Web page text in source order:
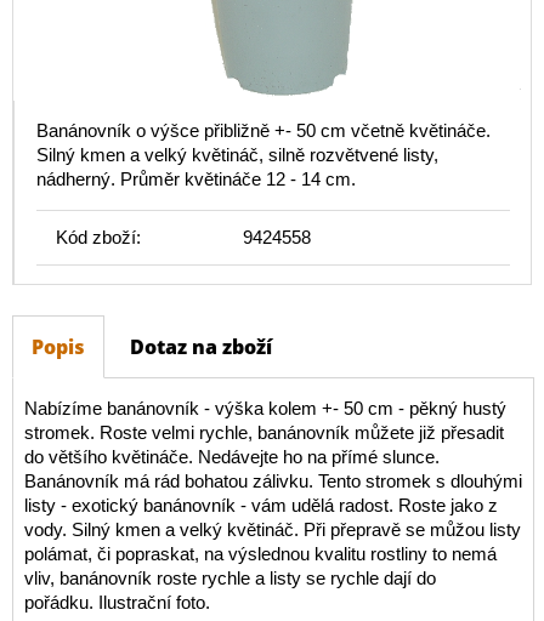
Banánovník o výšce přibližně +- 50 cm včetně květináče.
Silný kmen a velký květináč, silně rozvětvené listy,
nádherný. Průměr květináče 12 - 14 cm.
Kód zboží: 9424558
Popis Dotaz na zboží
Nabízíme banánovník - výška kolem +- 50 cm - pěkný hustý
stromek. Roste velmi rychle, banánovník můžete již přesadit
do většího květináče. Nedávejte ho na přímé slunce.
Banánovník má rád bohatou zálivku. Tento stromek s dlouhými
listy - exotický banánovník - vám udělá radost. Roste jako z
vody. Silný kmen a velký květináč. Při přepravě se můžou listy
polámat, či popraskat, na výslednou kvalitu rostliny to nemá
vliv, banánovník roste rychle a listy se rychle dají do
pořádku. Ilustrační foto.